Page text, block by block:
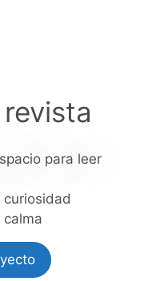
para leer
calma